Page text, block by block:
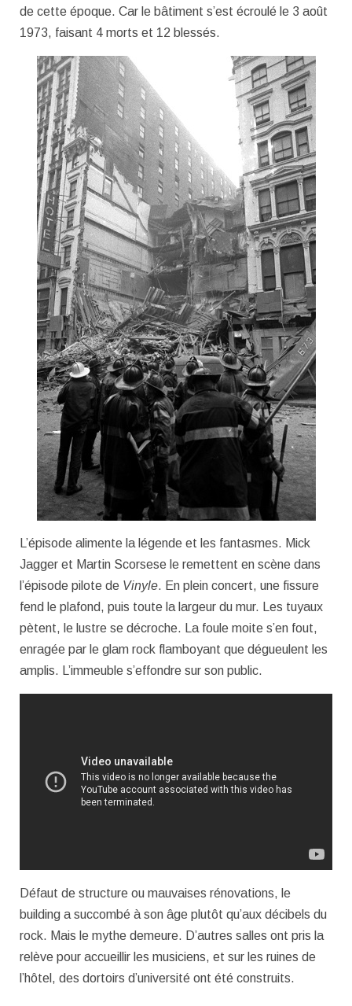
de cette époque. Car le bâtiment s’est écroulé le 3 août
1973, faisant 4 morts et 12 blessés.
L’épisode alimente la légende et les fantasmes. Mick
Jagger et Martin Scorsese le remettent en scène dans
l’épisode pilote de Vinyle. En plein concert, une fissure
fend le plafond, puis toute la largeur du mur. Les tuyaux
pètent, le lustre se décroche. La foule moite s’en fout,
enragée par le glam rock flamboyant que dégueulent les
amplis. L’immeuble s’effondre sur son public.
Défaut de structure ou mauvaises rénovations, le
building a succombé à son âge plutôt qu’aux décibels du
rock. Mais le mythe demeure. D’autres salles ont pris la
relève pour accueillir les musiciens, et sur les ruines de
l’hôtel, des dortoirs d’université ont été construits.